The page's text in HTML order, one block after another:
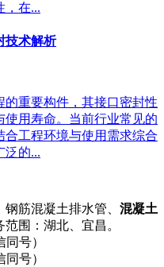
，在...
技术解析
重要构件，其接口密封性
用寿命。当前行业常见的
工程环境与使用需求综合
泛的...
、钢筋混凝土排水管、 混凝土
围：湖北、宜昌。
号）
号）